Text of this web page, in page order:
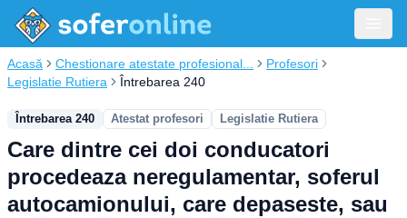
Acasă Chestionare atestate profesional...
Profesori
Legislatie Rutiera
Întrebarea 240
Întrebarea 240 Atestat profesori Legislatie Rutiera
Care dintre cei doi conducatori
procedeaza neregulamentar, soferul
autocamionului, care depaseste, sau